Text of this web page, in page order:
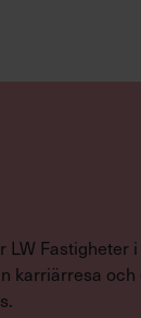
LW Fastigheter
karriärresa och